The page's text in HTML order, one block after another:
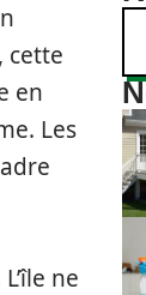
cette
en
Les
ne